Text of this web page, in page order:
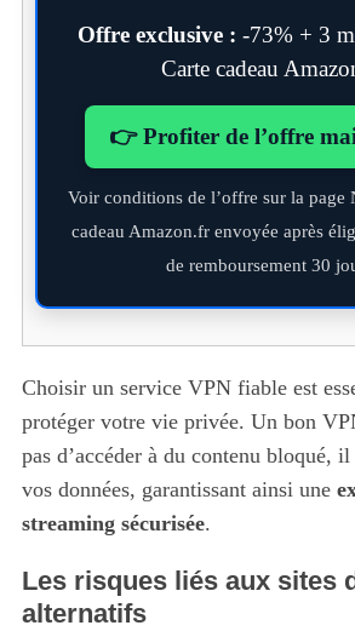
Offre exclusive : -73% + 3
Carte cadeau
👉 Profiter de l’offre
Voir conditions de l’offre sur la page
cadeau Amazon.fr envoyée après
de remboursement 30
Choisir un service VPN fiable est
protéger votre vie privée. Un bon
pas d’accéder à du contenu bloqué,
vos données, garantissant ainsi une
streaming sécurisée.
Les risques liés aux sites
alternatifs